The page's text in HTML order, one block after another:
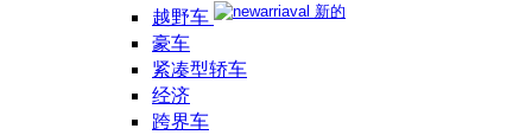
越野车
新的
豪车
紧凑型轿车
经济
跨界车